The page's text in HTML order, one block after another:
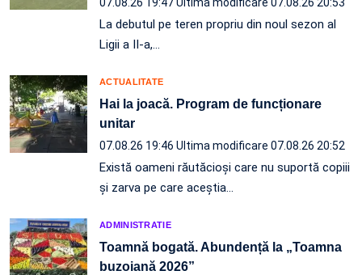
07.08.26 19:47 Ultima modificare 07.08.26 20:53
La debutul pe teren propriu din noul sezon al
Ligii a II-a,…
ACTUALITATE
Hai la joacă. Program de funcționare
unitar
07.08.26 19:46 Ultima modificare 07.08.26 20:52
Există oameni răutăcioși care nu suportă copiii
și zarva pe care aceștia…
ADMINISTRATIE
Toamnă bogată. Abundență la „Toamna
buzoiană 2026”